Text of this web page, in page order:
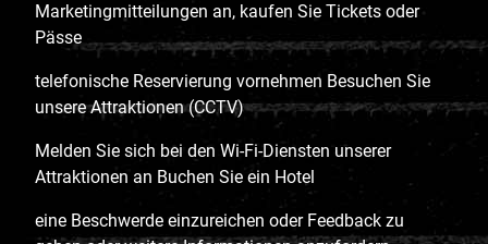
Marketingmitteilungen an, kaufen Sie Tickets oder
Pässe
telefonische Reservierung vornehmen Besuchen Sie
unsere Attraktionen (CCTV)
Melden Sie sich bei den Wi-Fi-Diensten unserer
Attraktionen an Buchen Sie ein Hotel
eine Beschwerde einzureichen oder Feedback zu